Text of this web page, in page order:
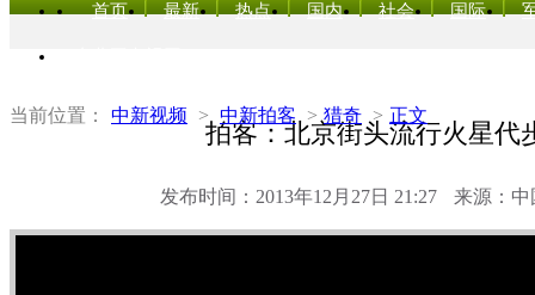
首页 最新 热点 国内 社会 国际
当前位置： 中新视频 > 中新拍客 > 猎奇 > 正文
拍客：北京街头流行火星代
发布时间：2013年12月27日 21:27 来源：中